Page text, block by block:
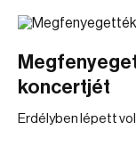
koncertjét
Erdélyben lépett